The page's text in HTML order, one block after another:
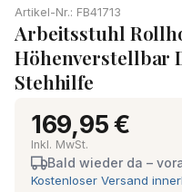
Artikel-Nr.: FB41713
Arbeitsstuhl
Höhenverstellbar
Stehhilfe
169,95 €
Inkl. MwSt.
Bald wieder da –
Kostenloser Versand